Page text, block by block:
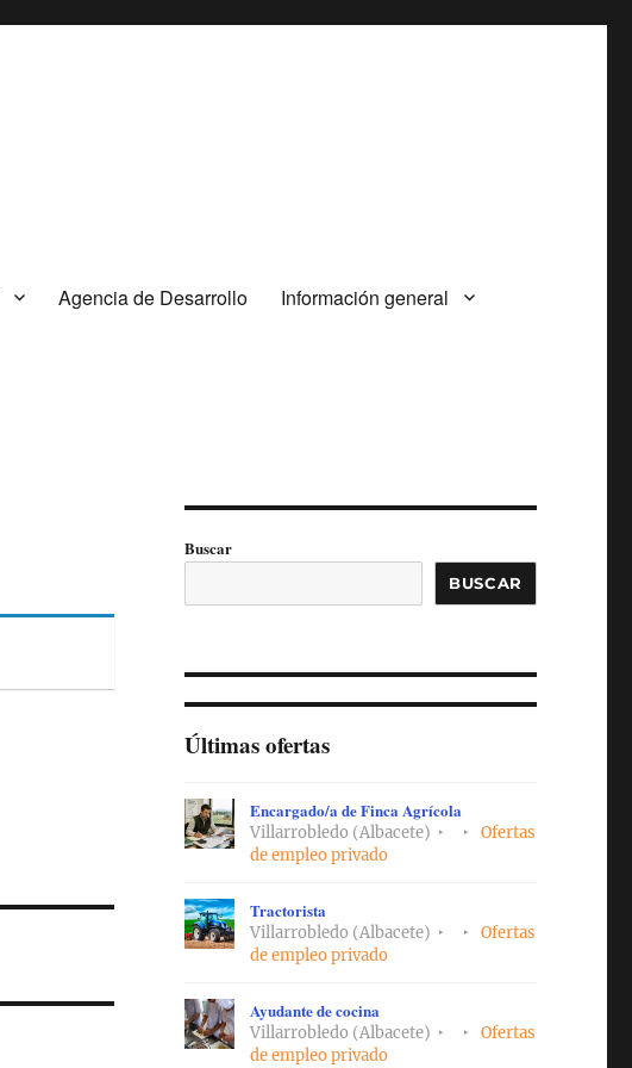
Agencia de Desarrollo
Información general
Buscar
BUSCAR
Últimas ofertas
Encargado/a de Finca Agrícola
Villarrobledo (Albacete)
Ofertas
de empleo privado
Tractorista
Villarrobledo (Albacete)
Ofertas
de empleo privado
Ayudante de cocina
Villarrobledo (Albacete)
Ofertas
de empleo privado